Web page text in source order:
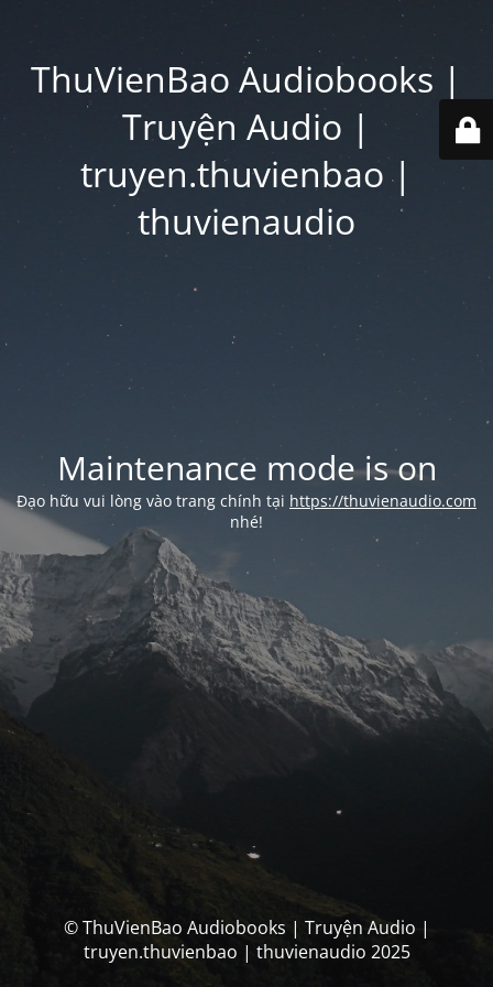
ThuVienBao Audiobooks |
Truyện Audio |
truyen.thuvienbao |
thuvienaudio
Maintenance mode is on
Đạo hữu vui lòng vào trang chính tại https://thuvienaudio.com
nhé!
© ThuVienBao Audiobooks | Truyện Audio |
truyen.thuvienbao | thuvienaudio 2025